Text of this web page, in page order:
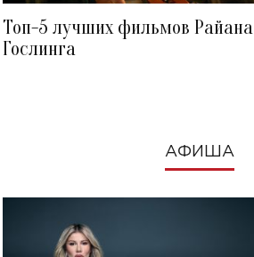
Топ-5 лучших фильмов Райана
Гослинга
АФИША